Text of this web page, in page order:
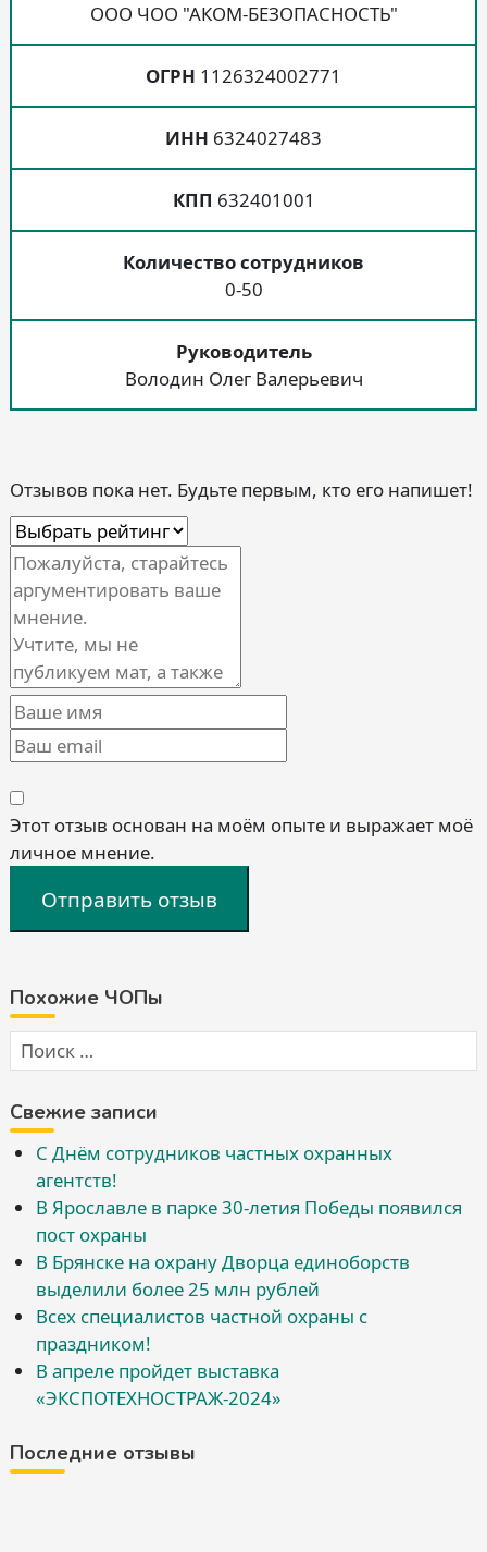
ООО ЧОО "АКОМ-БЕЗОПАСНОСТЬ"
ОГРН 1126324002771
ИНН 6324027483
КПП 632401001
Количество сотрудников
0-50
Руководитель
Володин Олег Валерьевич
Отзывов пока нет. Будьте первым, кто его напишет!
Этот отзыв основан на моём опыте и выражает моё
личное мнение.
Отправить отзыв
Похожие ЧОПы
Свежие записи
С Днём сотрудников частных охранных
агентств!
В Ярославле в парке 30-летия Победы появился
пост охраны
В Брянске на охрану Дворца единоборств
выделили более 25 млн рублей
Всех специалистов частной охраны с
праздником!
В апреле пройдет выставка
«ЭКСПОТЕХНОСТРАЖ-2024»
Последние отзывы